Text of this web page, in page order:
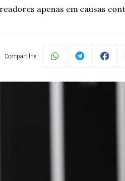
apenas em causas
Compartilhe: